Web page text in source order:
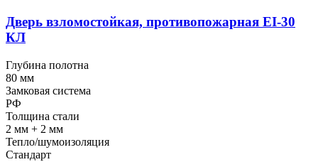
Дверь взломостойкая, противопожарная EI-30
КЛ
Глубина полотна
80 мм
Замковая система
РФ
Толщина стали
2 мм + 2 мм
Тепло/шумоизоляция
Стандарт